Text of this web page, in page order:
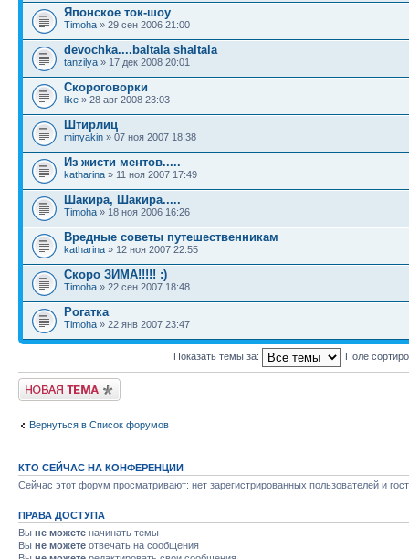
Японское ток-шоу
Timoha » 29 сен 2006 21:00
devochka....baltala shaltala
tanzilya » 17 дек 2008 20:01
Скороговорки
like » 28 авг 2008 23:03
Штирлиц
minyakin » 07 ноя 2007 18:38
Из жисти ментов.....
katharina » 11 ноя 2007 17:49
Шакира, Шакира.....
Timoha » 18 ноя 2006 16:26
Вредные советы путешественникам
katharina » 12 ноя 2007 22:55
Скоро ЗИМА!!!!! :)
Timoha » 22 сен 2007 18:48
Рогатка
Timoha » 22 янв 2007 23:47
Показать темы за: Поле
Новая тема
Вернуться в Список форумов
КТО СЕЙЧАС НА КОНФЕРЕНЦИИ
Сейчас этот форум просматривают: нет зарегистрированных пользователей и
ПРАВА ДОСТУПА
Вы не можете начинать темы
Вы не можете отвечать на сообщения